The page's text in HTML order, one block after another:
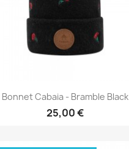
Aperçu rapide
Bonnet Cabaia - Bramble Black
25,00 €